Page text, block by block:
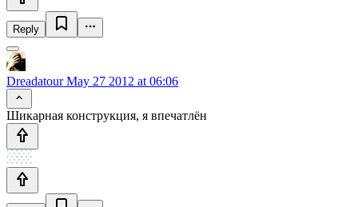
Reply
DreadatourMay 27 2012 at 06:06
Шикарная конструкция, я впечатлён